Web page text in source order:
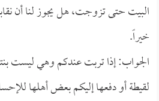
البيت حتى تزوجت، هل يجوز لنا أن
خيراً.
الجواب: إذا تربت عندكم وهي ليست
لقيطة أو دفعها إليكم بعض أهلها